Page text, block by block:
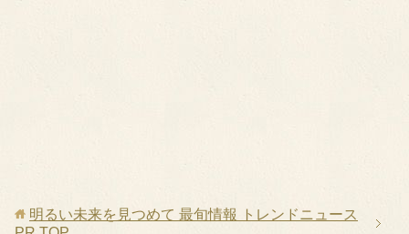
明るい未来を見つめて 最旬情報 トレンドニュース